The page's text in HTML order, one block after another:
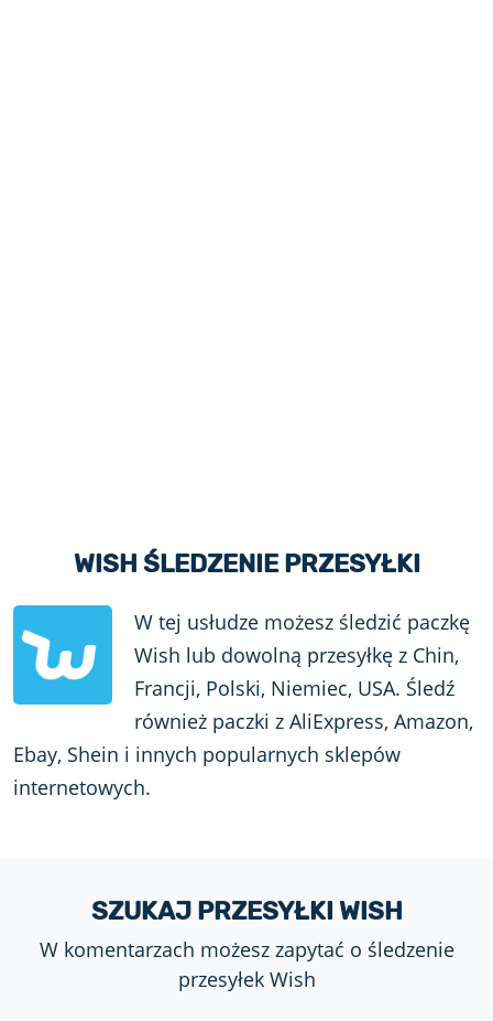
WISH ŚLEDZENIE PRZESYŁKI
W tej usłudze możesz śledzić paczkę
Wish lub dowolną przesyłkę z Chin,
Francji, Polski, Niemiec, USA. Śledź
również paczki z AliExpress, Amazon,
Ebay, Shein i innych popularnych sklepów
internetowych.
SZUKAJ PRZESYŁKI WISH
W komentarzach możesz zapytać o śledzenie
przesyłek Wish